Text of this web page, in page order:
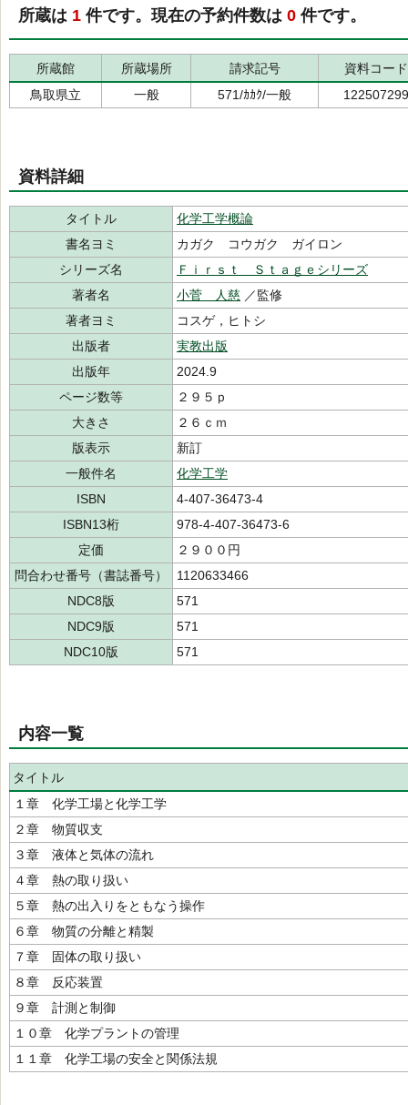
所蔵は 1 件です。現在の予約件数は 0 件です。
所蔵館 所蔵場所 請求記号
資料コード
鳥取県立
一般 571/ｶｶｸ/一般 122507299
資料詳細
タイトル
化学工学概論
書名ヨミ
カガク コウガク ガイロン
シリーズ名
Ｆｉｒｓｔ Ｓｔａｇｅシリーズ
著者名
小菅 人慈 ／監修
著者ヨミ
コスゲ，ヒトシ
出版者
実教出版
出版年
2024.9
ページ数等
２９５ｐ
大きさ
２６ｃｍ
版表示
新訂
一般件名
化学工学
ISBN
4-407-36473-4
ISBN13桁
978-4-407-36473-6
定価
２９００円
問合わせ番号（書誌番号）
1120633466
NDC8版
571
NDC9版
571
NDC10版
571
内容一覧
タイトル
１章 化学工場と化学工学
２章 物質収支
３章 液体と気体の流れ
４章 熱の取り扱い
５章 熱の出入りをともなう操作
６章 物質の分離と精製
７章 固体の取り扱い
８章 反応装置
９章 計測と制御
１０章 化学プラントの管理
１１章 化学工場の安全と関係法規